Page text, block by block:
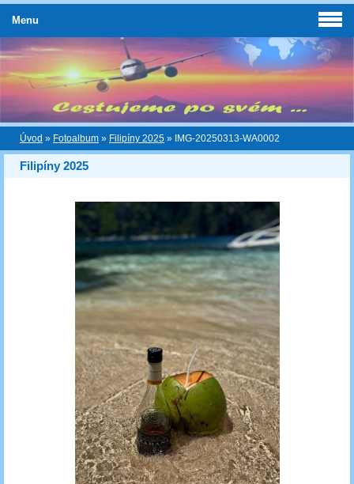
Úvod » Fotoalbum » Filipíny 2025 » IMG-20250313-WA0002
Filipíny 2025
Menu